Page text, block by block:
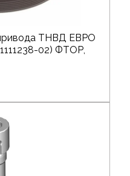
ТНВД ЕВРО
02) ФТОР,